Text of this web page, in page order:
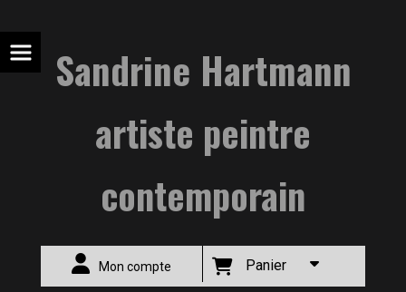
Sandrine Hartmann
artiste peintre
contemporain
Mon compte Panier